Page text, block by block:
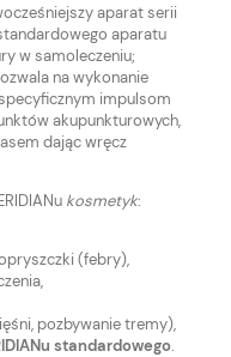
aparat serii
aparatu
w samoleczeniu;
na wykonanie
impulsom
akupunkturowych,
dając wręcz
kosmetyk:
(febry),
pozbywanie tremy),
standardowego.